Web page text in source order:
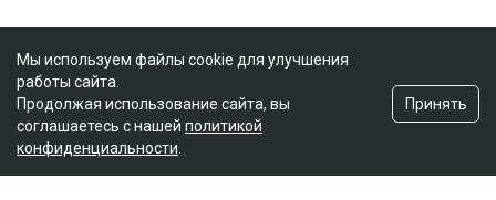
Мы используем файлы cookie для улучшения
работы сайта.
Продолжая использование сайта, вы
соглашаетесь с нашей политикой
конфиденциальности
Принять